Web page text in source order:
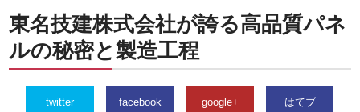
東名技建株式会社が誇る高品質パネ
ルの秘密と製造工程
twitter facebook google+ はてブ